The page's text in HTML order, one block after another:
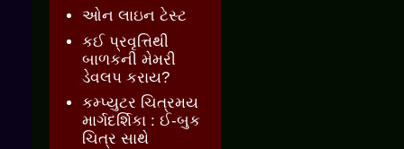
ઓન લાઇન ટેસ્ટ
કઈ પ્રવૃત્તિથી
બાળકની મેમરી
ડેવલપ કરાય?
કમ્પ્યુટર ચિત્રમય
માર્ગદર્શિકા : ઈ-બુક
ચિત્ર સાથે